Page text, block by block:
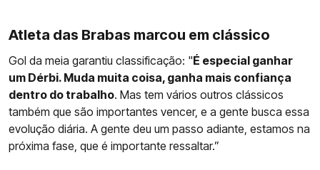
Atleta das Brabas marcou em clássico
Gol da meia garantiu classificação: "É especial ganhar
um Dérbi. Muda muita coisa, ganha mais confiança
dentro do trabalho. Mas tem vários outros clássicos
também que são importantes vencer, e a gente busca essa
evolução diária. A gente deu um passo adiante, estamos na
próxima fase, que é importante ressaltar.”